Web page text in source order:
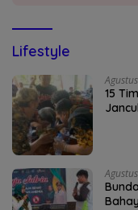
Lifestyle
15